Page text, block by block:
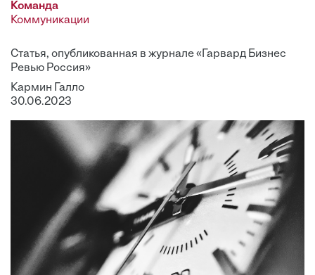
Команда
Коммуникации
Статья, опубликованная в журнале «Гарвард Бизнес
Ревью Россия»
Кармин Галло
30.06.2023